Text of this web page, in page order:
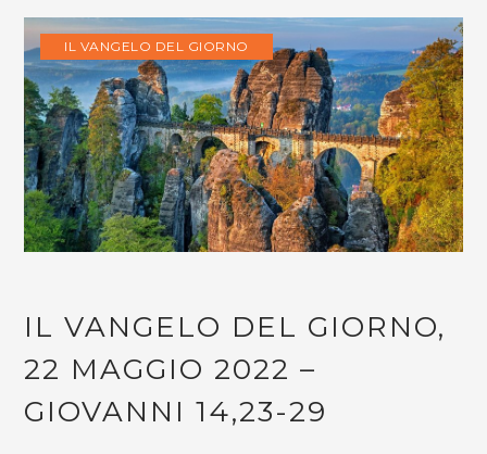
IL VANGELO DEL GIORNO
IL VANGELO DEL GIORNO,
22 MAGGIO 2022 –
GIOVANNI 14,23-29